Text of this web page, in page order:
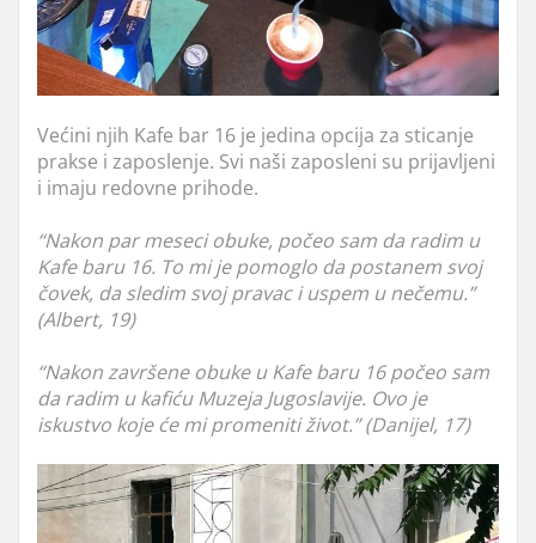
Većini njih Kafe bar 16 je jedina opcija za sticanje
prakse i zaposlenje. Svi naši zaposleni su prijavljeni
i imaju redovne prihode.
“Nakon par meseci obuke, počeo sam da radim u
Kafe baru 16. To mi je pomoglo da postanem svoj
čovek, da sledim svoj pravac i uspem u nečemu.”
(Albert, 19)
“Nakon završene obuke u Kafe baru 16 počeo sam
da radim u kafiću Muzeja Jugoslavije. Ovo je
iskustvo koje će mi promeniti život.” (Danijel, 17)